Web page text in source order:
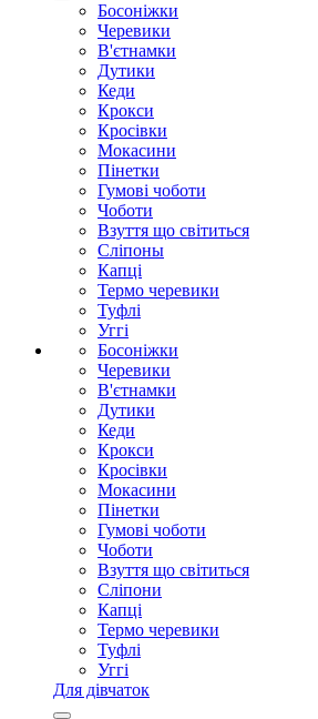
Босоніжки
Черевики
В'єтнамки
Дутики
Кеди
Крокси
Кросівки
Мокасини
Пінетки
Гумові чоботи
Чоботи
Взуття що світиться
Сліпоны
Капці
Термо черевики
Туфлі
Уггі
Босоніжки
Черевики
В'єтнамки
Дутики
Кеди
Крокси
Кросівки
Мокасини
Пінетки
Гумові чоботи
Чоботи
Взуття що світиться
Сліпони
Капці
Термо черевики
Туфлі
Уггі
Для дівчаток